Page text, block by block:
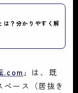
は？分かりやすく解
.com 」は、既
ース（居抜き